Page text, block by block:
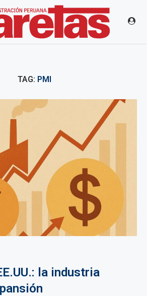
TAG: PMI
la industria